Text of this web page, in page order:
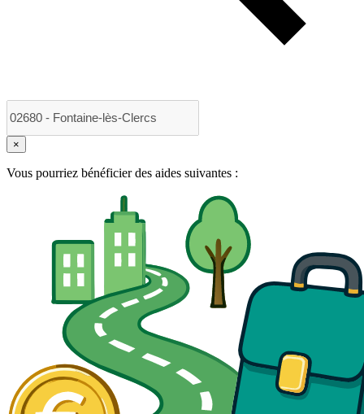
×
Vous pourriez bénéficier des aides suivantes :